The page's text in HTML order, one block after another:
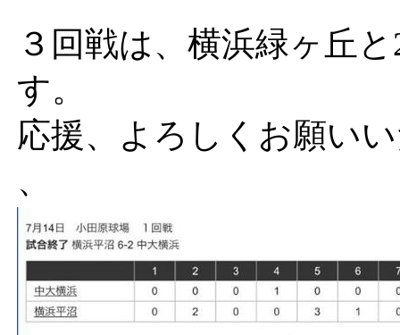
３回戦は、横浜緑ヶ丘
す。
応援、よろしくお願い
、